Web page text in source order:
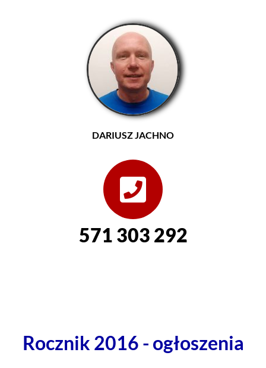
DARIUSZ JACHNO
571 303 292
Rocznik 2016 - ogłoszenia